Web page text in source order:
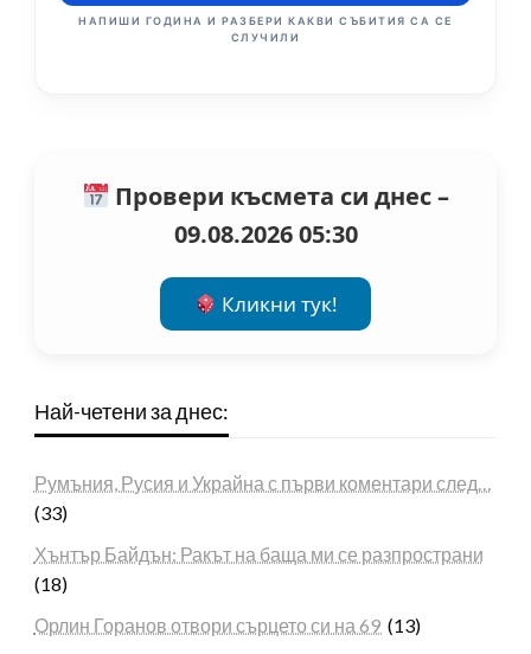
НАПИШИ ГОДИНА И РАЗБЕРИ КАКВИ СЪБИТИЯ СА СЕ
СЛУЧИЛИ
Провери късмета си днес –
09.08.2026 05:30
Кликни тук!
Най-четени за днес:
Румъния, Русия и Украйна с първи коментари след…
(33)
Хънтър Байдън: Ракът на баща ми се разпространи
(18)
Орлин Горанов отвори сърцето си на 69 (13)